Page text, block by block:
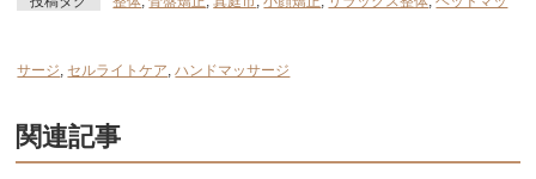
サージ, セルライトケア,ハンドマッサージ
関連記事